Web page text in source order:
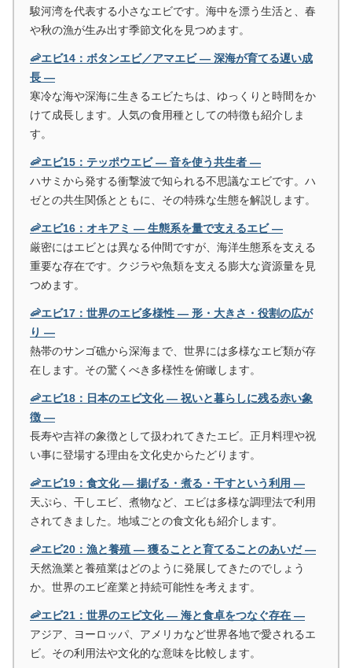
駿河湾を代表する小さなエビです。海中を漂う生活と、春
や秋の漁が生み出す季節文化を見つめます。
🦐エビ14：ボタンエビ／アマエビ ― 深海が育てる遅い成
長 ―
寒冷な海や深海に生きるエビたちは、ゆっくりと時間をか
けて成長します。人気の食用種としての特徴も紹介しま
す。
🦐エビ15：テッポウエビ ― 音を使う共生者 ―
ハサミから発する衝撃波で知られる不思議なエビです。ハ
ゼとの共生関係とともに、その特殊な生態を解説します。
🦐エビ16：オキアミ ― 生態系を量で支えるエビ ―
厳密にはエビとは異なる仲間ですが、海洋生態系を支える
重要な存在です。クジラや魚類を支える膨大な資源量を見
つめます。
🦐エビ17：世界のエビ多様性 ― 形・大きさ・役割の広が
り ―
熱帯のサンゴ礁から深海まで、世界には多様なエビ類が存
在します。その驚くべき多様性を俯瞰します。
🦐エビ18：日本のエビ文化 ― 祝いと暮らしに残る赤い象
徴 ―
長寿や吉祥の象徴として扱われてきたエビ。正月料理や祝
い事に登場する理由を文化史からたどります。
🦐エビ19：食文化 ― 揚げる・煮る・干すという利用 ―
天ぷら、干しエビ、煮物など、エビは多様な調理法で利用
されてきました。地域ごとの食文化も紹介します。
🦐エビ20：漁と養殖 ― 獲ることと育てることのあいだ ―
天然漁業と養殖業はどのように発展してきたのでしょう
か。世界のエビ産業と持続可能性を考えます。
🦐エビ21：世界のエビ文化 ― 海と食卓をつなぐ存在 ―
アジア、ヨーロッパ、アメリカなど世界各地で愛されるエ
ビ。その利用法や文化的な意味を比較します。